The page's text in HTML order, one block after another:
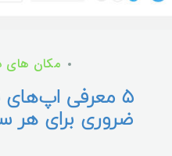
مکان های
۵ معرفی
ضروری برای هر